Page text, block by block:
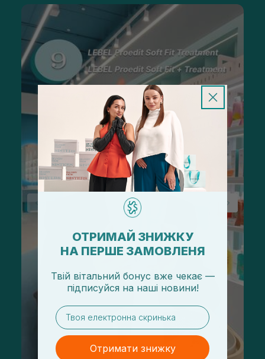
ОТРИМАЙ ЗНИЖКУ
НА ПЕРШЕ ЗАМОВЛЕНЯ
Твій вітальний бонус вже чекає —
підписуйся на наші новини!
email
Отримати знижку